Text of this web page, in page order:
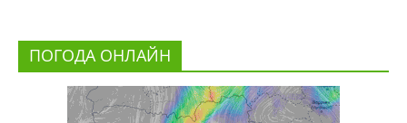
ПОГОДА ОНЛАЙН